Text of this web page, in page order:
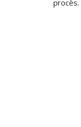
procès.